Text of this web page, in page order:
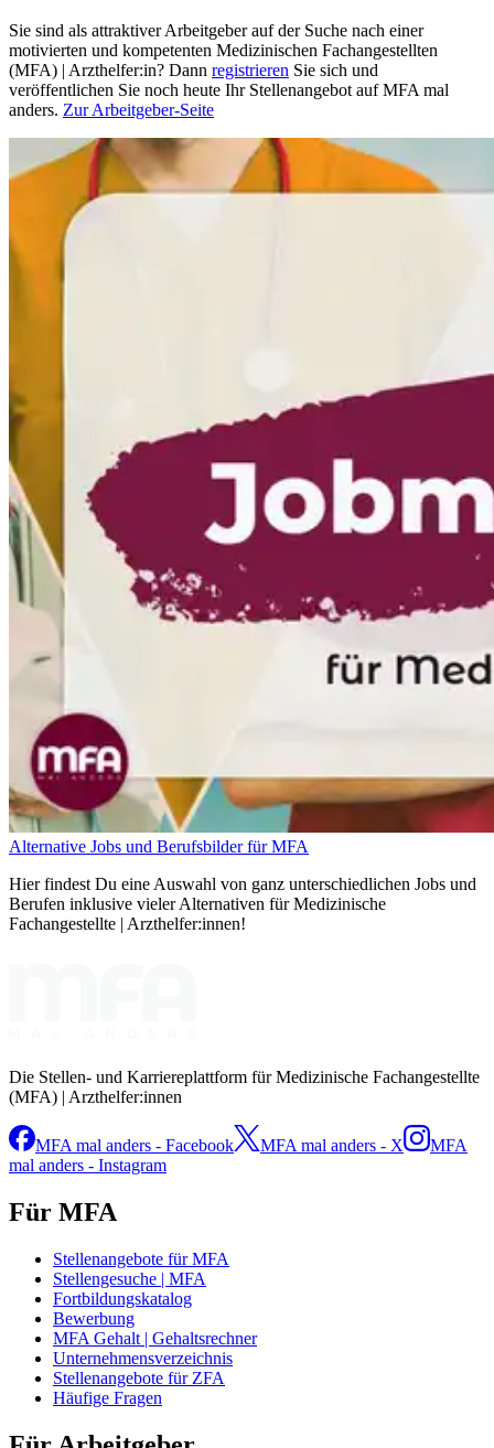
Sie sind als attraktiver Arbeitgeber auf der Suche nach einer
motivierten und kompetenten Medizinischen Fachangestellten
(MFA) | Arzthelfer:in? Dann registrieren Sie sich und
veröffentlichen Sie noch heute Ihr Stellenangebot auf MFA mal
anders. Zur Arbeitgeber-Seite
Alternative Jobs und Berufsbilder für MFA
Hier findest Du eine Auswahl von ganz unterschiedlichen Jobs und
Berufen inklusive vieler Alternativen für Medizinische
Fachangestellte | Arzthelfer:innen!
Die Stellen- und Karriereplattform für Medizinische Fachangestellte
(MFA) | Arzthelfer:innen
MFA mal anders - Facebook MFA mal anders - X
MFA
mal anders - Instagram
Für MFA
Stellenangebote für MFA
Stellengesuche | MFA
Fortbildungskatalog
Bewerbung
MFA Gehalt | Gehaltsrechner
Unternehmensverzeichnis
Stellenangebote für ZFA
Häufige Fragen